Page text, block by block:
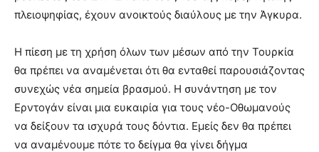
πλειοψηφίας, έχουν ανοικτούς διαύλους με την Άγκυρα.
Η πίεση με τη χρήση όλων των μέσων από την Τουρκία
θα πρέπει να αναμένεται ότι θα ενταθεί παρουσιάζοντας
συνεχώς νέα σημεία βρασμού. Η συνάντηση με τον
Ερντογάν είναι μια ευκαιρία για τους νέο-Οθωμανούς
να δείξουν τα ισχυρά τους δόντια. Εμείς δεν θα πρέπει
να αναμένουμε πότε το δείγμα θα γίνει δήγμα